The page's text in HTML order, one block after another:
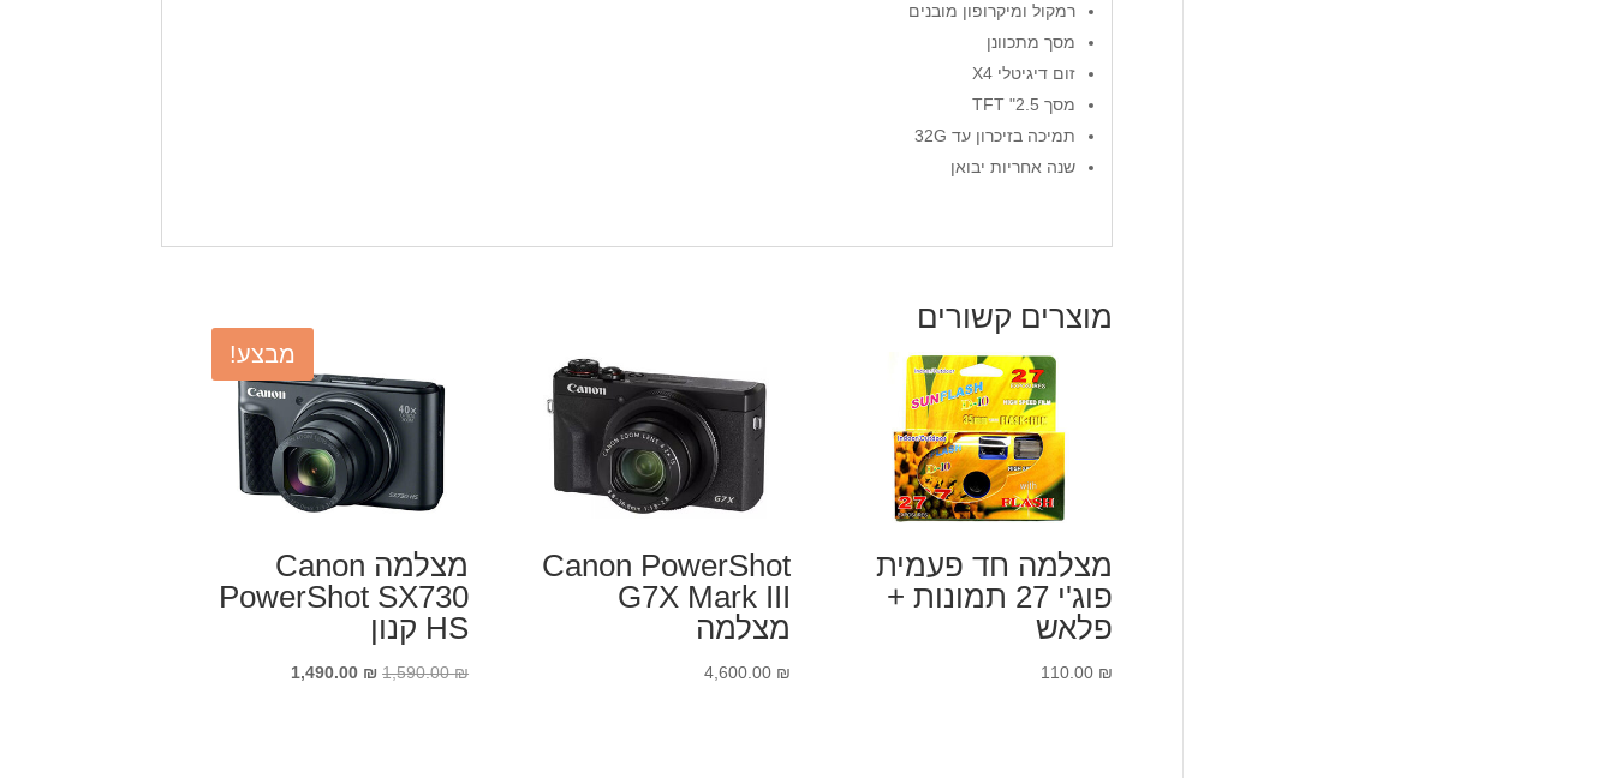
רמקול ומיקרופון מובנים
מסך מתכוונן
זום דיגיטלי X4
מסך TFT "2.5
תמיכה בזיכרון עד 32G
שנה אחריות יבואן
מוצרים קשורים
מצלמה חד פעמית
פוג'י 27 תמונות +
פלאש
110.00 ₪
Canon PowerShot
G7X Mark III
מצלמה
4,600.00 ₪
מבצע!
מצלמה Canon
PowerShot SX730
HS קנון
1,590.00₪
המחיר
1,490.00 ₪
המחיר